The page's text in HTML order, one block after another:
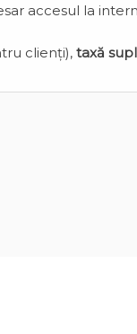
accesul la
clienți),taxă